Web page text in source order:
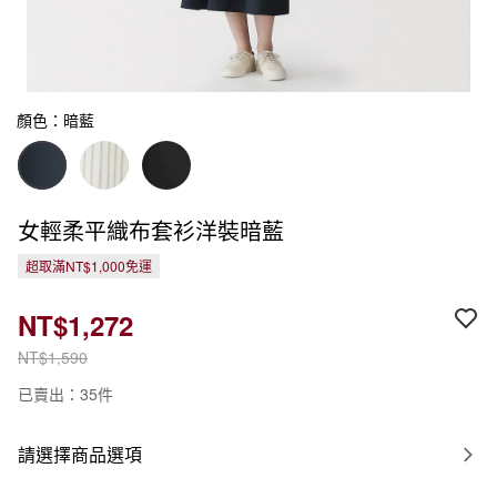
顏色：暗藍
女輕柔平織布套衫洋裝暗藍
超取滿NT$1,000免運
NT$1,590
NT$1,272
已賣出：35件
請選擇商品選項